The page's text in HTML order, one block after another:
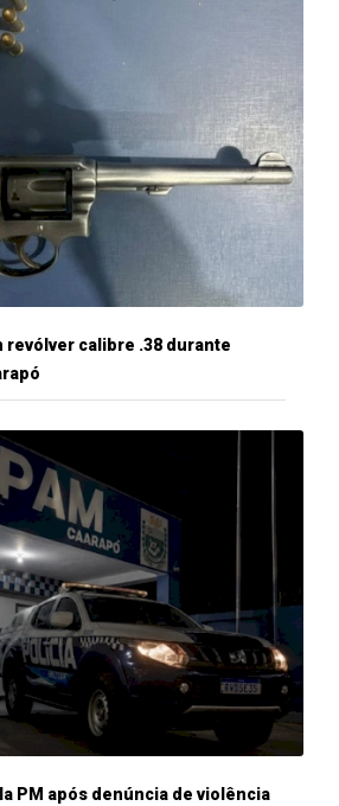
revólver calibre .38 durante
PM após denúncia de violência